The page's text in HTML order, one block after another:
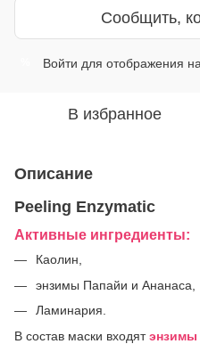
Сообщить,
Войти для отображения
В избранное
Описание
Peeling Enzymatic
Активные ингредиенты:
Каолин,
энзимы Папайи и Ананаса,
Ламинария.
В состав маски входятэнзимы